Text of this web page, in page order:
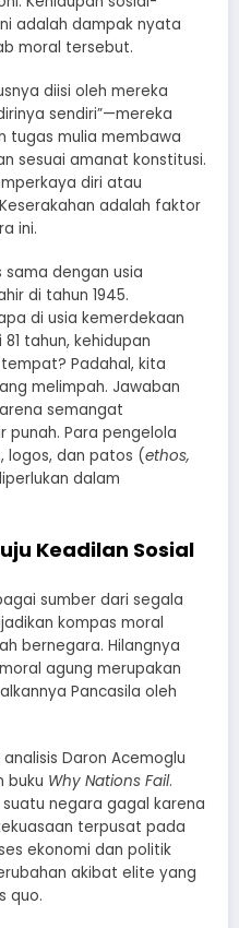
adalah dampak nyata
moral tersebut.
diisi oleh mereka
sendiri”—mereka
tugas mulia membawa
sesuai amanat konstitusi.
diri atau
adalah faktor
ini.
sama dengan usia
di tahun 1945.
di usia kemerdekaan
tahun, kehidupan
Padahal, kita
melimpah. Jawaban
semangat
punah. Para pengelola
logos, dan patos (ethos,
dalam
Keadilan Sosial
sumber dari segala
kompas moral
bernegara. Hilangnya
agung merupakan
Pancasila oleh
Daron Acemoglu
buku Why Nations Fail.
negara gagal karena
terpusat pada
ekonomi dan politik
akibat elite yang
quo.